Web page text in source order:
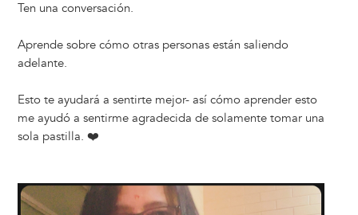
Ten una conversación.
Aprende sobre cómo otras personas están saliendo
adelante.
Esto te ayudará a sentirte mejor- así cómo aprender esto
me ayudó a sentirme agradecida de solamente tomar una
sola pastilla. ❤️
Image